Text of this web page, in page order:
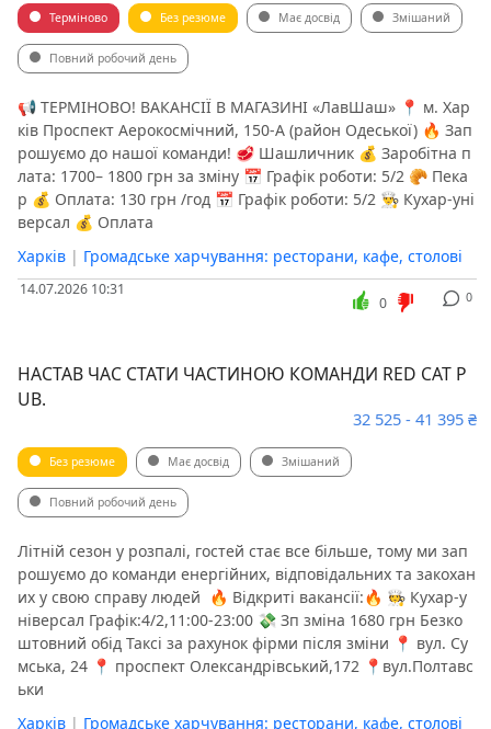
Терміново Без резюме Має досвід Змішаний
Повний робочий день
📢 ТЕРМІНОВО! ВАКАНСІЇ В МАГАЗИНІ «ЛавШаш» 📍 м. Хар
ків Проспект Аерокосмічний, 150-А (район Одеської) 🔥 Зап
рошуємо до нашої команди! 🥩 Шашличник 💰 Заробітна п
лата: 1700– 1800 грн за зміну 📅 Графік роботи: 5/2 🥐 Пека
р 💰 Оплата: 130 грн /год 📅 Графік роботи: 5/2 👨‍🍳 Кухар-уні
версал 💰 Оплата
Харків | Громадське харчування: ресторани, кафе, столові
14.07.2026 10:31 0
0
НАСТАВ ЧАС СТАТИ ЧАСТИНОЮ КОМАНДИ RED CAT P
UB.
32 525 - 41 395 ₴
Без резюме Має досвід Змішаний
Повний робочий день
Літній сезон у розпалі, гостей стає все більше, тому ми зап
рошуємо до команди енергійних, відповідальних та закохан
их у свою справу людей ️ 🔥 Відкриті вакансії:🔥 🧑‍🍳 Кухар-у
ніверсал Графік:4/2,11:00-23:00 💸 Зп зміна 1680 грн Безко
штовний обід Таксі за рахунок фірми після зміни 📍 вул. Су
мська, 24 📍 проспект Олександрівський,172 📍вул.Полтавс
ьки
Харків | Громадське харчування: ресторани, кафе, столові